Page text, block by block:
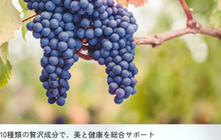
10種類の贅沢成分で、美と健康を総合サポート